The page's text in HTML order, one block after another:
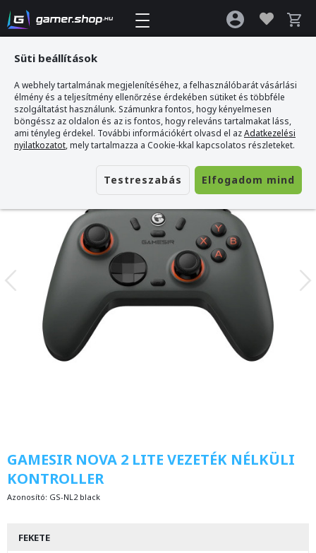
Gamer webshop >GameSir Nova 2 Lite Vezeték Nélküli Kontroller
GAMESIR NOVA 2 LITE VEZETÉK NÉLKÜLI
KONTROLLER
Azonosító: GS-NL2 black
FEKETE
Süti beállítások
A webhely tartalmának megjelenítéséhez, a felhasználóbarát vásárlási
élmény és a teljesítmény ellenőrzése érdekében sütiket és többféle
szolgáltatást használunk. Számunkra fontos, hogy kényelmesen
böngéssz az oldalon és az is fontos, hogy releváns tartalmakat láss,
ami tényleg érdekel. További információkért olvasd el azAdatkezelési
nyilatkozatot, mely tartalmazza a Cookie-kkal kapcsolatos részleteket.
Testreszabás Elfogadom mind